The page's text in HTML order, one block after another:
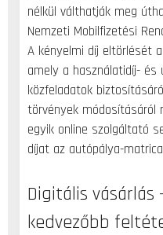
nélkül válthatják meg
Nemzeti Mobilfizetési
A kényelmi díj eltörlését
amely a használatidíj-
közfeladatok
törvények módosításáról
egyik online szolgáltató
díjat az autópálya-
Digitális vásárlás
kedvezőbb